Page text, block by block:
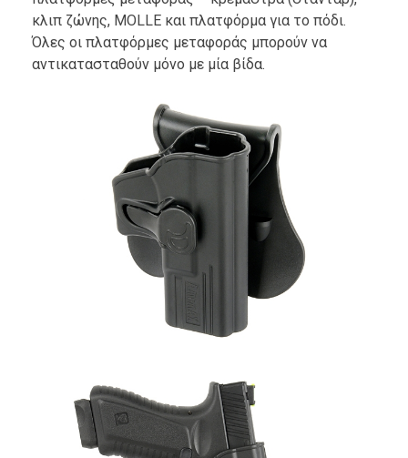
κλιπ ζώνης, MOLLE και πλατφόρμα για το πόδι.
Όλες οι πλατφόρμες μεταφοράς μπορούν να
αντικατασταθούν μόνο με μία βίδα.